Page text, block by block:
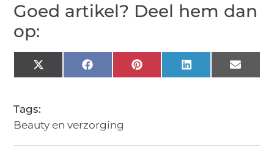
Goed artikel? Deel hem dan
op:
X
(Twitter)
FacebookPinterestLinkedIn Email
Tags:
Beauty en verzorging